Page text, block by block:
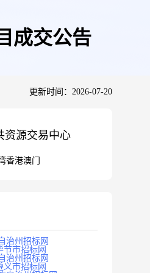
成交公告
更新时间：2026-07-20
资源交易中心
香港澳门
治州招标网
节市招标网
治州招标网
义市招标网